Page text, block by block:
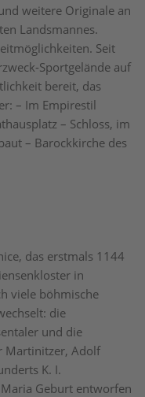
weitere Originale an
Landsmannes.
Seit
Sportgelände auf
bereit, das
– Im Empirestil
– Schloss, im
– Barockkirche des
das erstmals 1144
in
viele böhmische
die
und die
Martinitzer, Adolf
K. I.
Geburt entworfen